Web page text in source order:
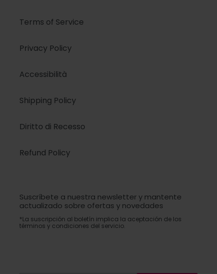
Terms of Service
Privacy Policy
Accessibilità
Shipping Policy
Diritto di Recesso
Refund Policy
Suscríbete a nuestra newsletter y mantente
actualizado sobre ofertas y novedades
*La suscripción al boletín implica la aceptación de los
términos y condiciones del servicio.